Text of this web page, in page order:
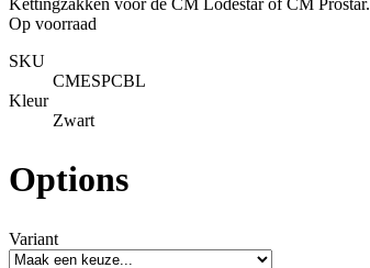
Op voorraad
SKU
CMESPCBL
Kleur
Zwart
Options
Variant